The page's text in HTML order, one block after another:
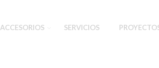
ACCESORIOS SERVICIOS